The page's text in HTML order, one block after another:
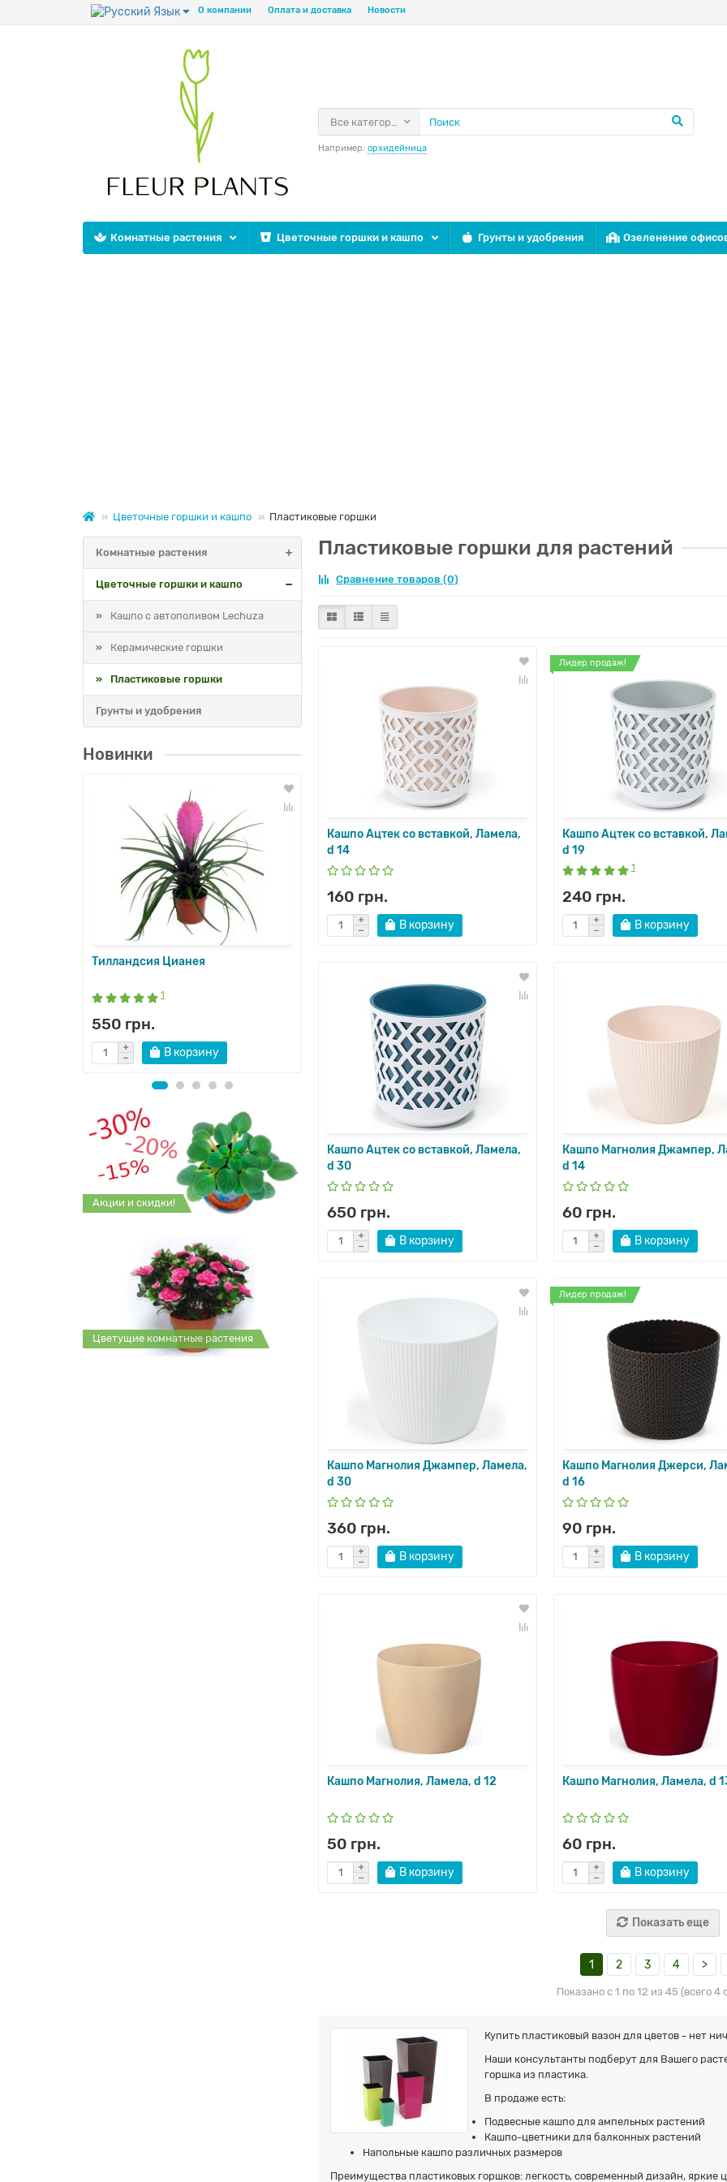
Язык О компании Оплата и доставка Новости
Все категории
Например: орхидейница
Комнатные растения Цветочные горшки и кашпо Грунты и удобрения Озеленение
Цветочные горшки и кашпо Пластиковые горшки
Комнатные растения
Цветочные горшки и кашпо
Кашпо с автополивом Lechuza
Керамические горшки
Пластиковые горшки
Грунты и удобрения
Новинки
Тилландсия Цианея
1
550 грн.
В корзину
490 грн.
В корзину
340 грн.
Акции и скидки!
Цветущие комнатные растения
Пластиковые горшки для растений
Сравнение товаров (0)
Кашпо Ацтек со вставкой, Ламела,
d 14
160 грн.
В корзину
Лидер продаж!
Кашпо Ацтек со вставкой,
d 19
1
240 грн.
В корзину
Кашпо Ацтек со вставкой, Ламела,
d 30
650 грн.
В корзину
Кашпо Магнолия Джампер,
d 14
60 грн.
В корзину
Кашпо Магнолия Джампер, Ламела,
d 30
360 грн.
В корзину
Лидер продаж!
Кашпо Магнолия Джерси,
d 16
90 грн.
В корзину
Кашпо Магнолия, Ламела, d 12
50 грн.
В корзину
Кашпо Магнолия, Ламела, d
60 грн.
В корзину
Показать еще
1 2 3 4 >
Показано с 1 по 12 из 45 (всего 4
Купить пластиковый вазон для цветов - нет
Наши консультанты подберут для Вашего
горшка из пластика.
В продаже есть:
Подвесные кашпо для ампельных растений
Кашпо-цветники для балконных растений
Напольные кашпо различных размеров
Преимущества пластиковых горшков: легкость, современный дизайн, яркие